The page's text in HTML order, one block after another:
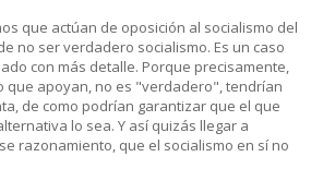
que actúan de oposición al socialismo del
no ser verdadero socialismo. Es un caso
con más detalle. Porque precisamente,
que apoyan, no es "verdadero", tendrían
de como podrían garantizar que el que
lo sea. Y así quizás llegar a
razonamiento, que el socialismo en sí no